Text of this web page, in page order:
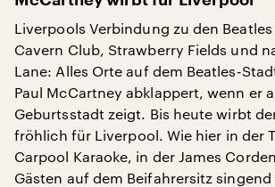
Liverpools Verbindung zu den
Cavern Club, Strawberry Fields und
Lane: Alles Orte auf dem Beatles-
Paul McCartney abklappert, wenn er
Geburtsstadt zeigt. Bis heute wirbt
fröhlich für Liverpool. Wie hier in der
Carpool Karaoke, in der James
Gästen auf dem Beifahrersitz